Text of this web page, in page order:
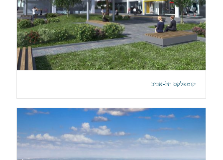
קומפלקס תל-אביב